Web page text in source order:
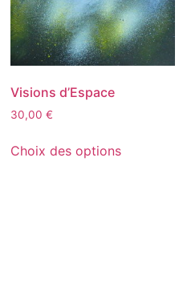
Visions d’Espace
30,00 €
Choix des options